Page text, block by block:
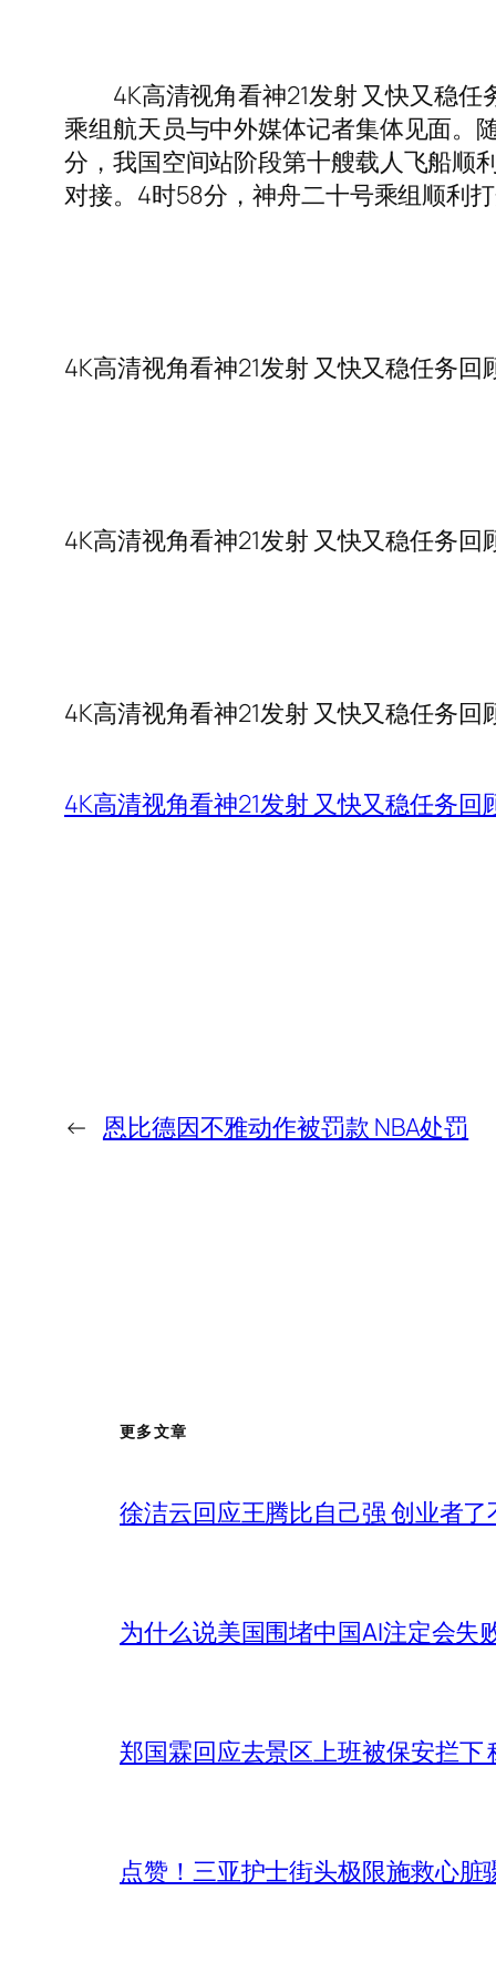
4K高清视角看神21发射 又快又稳任
乘组航天员与中外媒体记者集体见面。
分，我国空间站阶段第十艘载人飞船顺
对接。4时58分，神舟二十号乘组顺利打
4K高清视角看神21发射 又快又稳任务回
4K高清视角看神21发射 又快又稳任务回
4K高清视角看神21发射 又快又稳任务回
4K高清视角看神21发射 又快又稳任务回
← 恩比德因不雅动作被罚款 NBA处罚
更多文章
徐洁云回应王腾比自己强 创业者了
为什么说美国围堵中国AI注定会失
郑国霖回应去景区上班被保安拦下
点赞！三亚护士街头极限施救心脏